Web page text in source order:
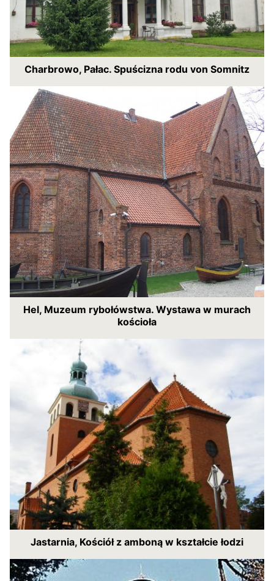
Charbrowo, Pałac. Spuścizna rodu von Somnitz
Hel, Muzeum rybołówstwa. Wystawa w murach
kościoła
Jastarnia, Kościół z amboną w kształcie łodzi